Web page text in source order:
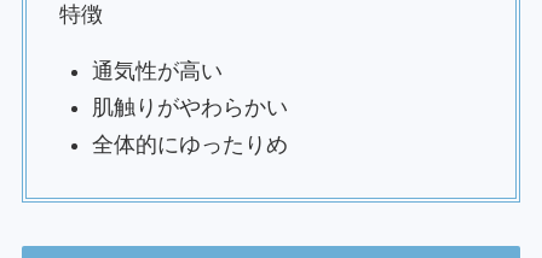
特徴
通気性が高い
肌触りがやわらかい
全体的にゆったりめ